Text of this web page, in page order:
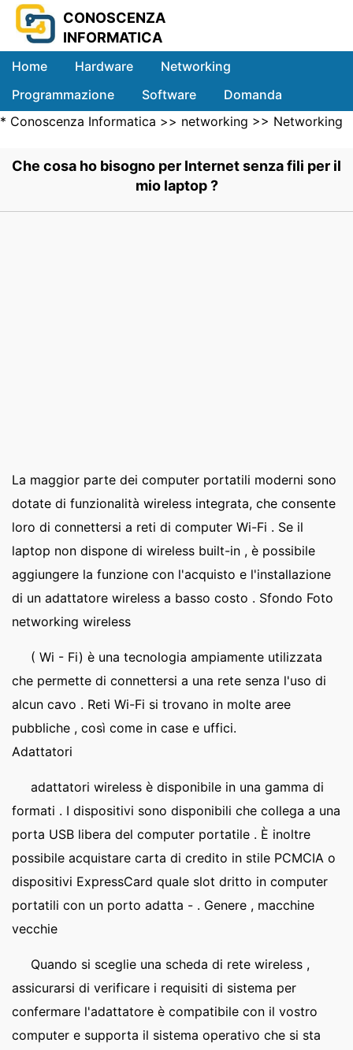
CONOSCENZA
INFORMATICA
Home Hardware
Networking
Programmazione
Software
Domanda
Sistemi
* Conoscenza Informatica >> networking >> Networking
Che cosa ho bisogno per Internet senza fili per il
mio laptop ?
La maggior parte dei computer portatili moderni sono
dotate di funzionalità wireless integrata, che consente
loro di connettersi a reti di computer Wi-Fi . Se il
laptop non dispone di wireless built-in , è possibile
aggiungere la funzione con l'acquisto e l'installazione
di un adattatore wireless a basso costo . Sfondo Foto
networking wireless
( Wi - Fi) è una tecnologia ampiamente utilizzata
che permette di connettersi a una rete senza l'uso di
alcun cavo . Reti Wi-Fi si trovano in molte aree
pubbliche , così come in case e uffici.
Adattatori
adattatori wireless è disponibile in una gamma di
formati . I dispositivi sono disponibili che collega a una
porta USB libera del computer portatile . È inoltre
possibile acquistare carta di credito in stile PCMCIA o
dispositivi ExpressCard quale slot dritto in computer
portatili con un porto adatta - . Genere , macchine
vecchie
Quando si sceglie una scheda di rete wireless ,
assicurarsi di verificare i requisiti di sistema per
confermare l'adattatore è compatibile con il vostro
computer e supporta il sistema operativo che si sta